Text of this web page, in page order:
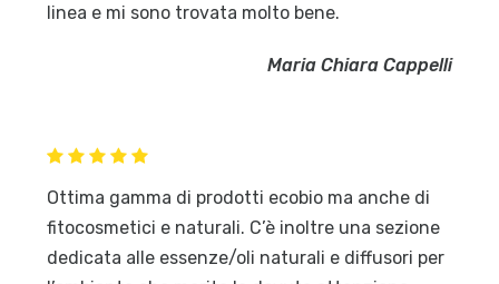
linea e mi sono trovata molto bene.
Maria Chiara Cappelli
Ottima gamma di prodotti ecobio ma anche di
fitocosmetici e naturali. C’è inoltre una sezione
dedicata alle essenze/oli naturali e diffusori per